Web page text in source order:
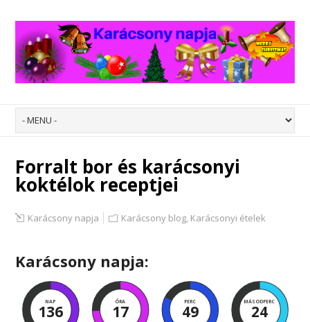
Forralt bor és karácsonyi
koktélok receptjei
Karácsony napja Karácsony blog Karácsonyi ételek
Karácsony napja:
NAP
136
ÓRA
17
PERC
49
MÁSODPERC
23